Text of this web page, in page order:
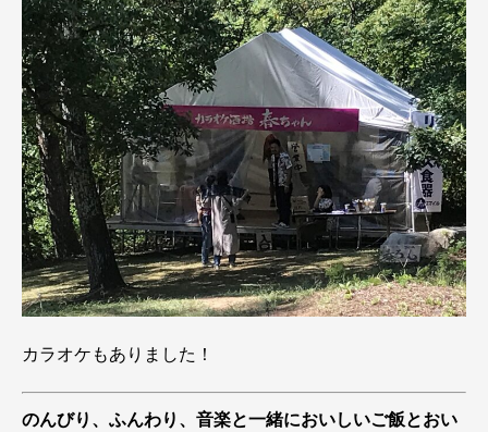
カラオケもありました！
のんびり、ふんわり、音楽と一緒においしいご飯とおい